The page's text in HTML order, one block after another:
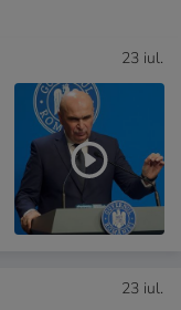
23 iul.
23 iul.